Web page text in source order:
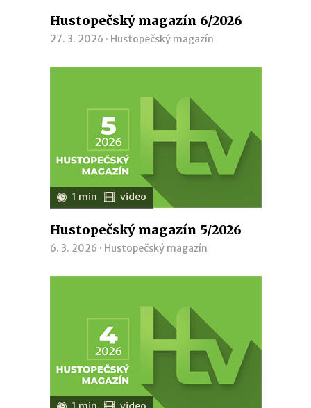
Hustopečský magazín 6/2026
27. 3. 2026 · Hustopečský magazín
1 min video
Hustopečský magazín 5/2026
6. 3. 2026 · Hustopečský magazín